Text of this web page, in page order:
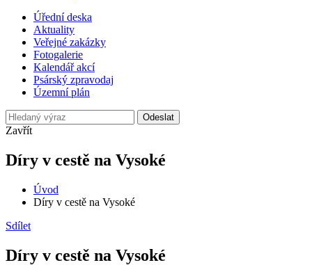
Úřední deska
Aktuality
Veřejné zakázky
Fotogalerie
Kalendář akcí
Psárský zpravodaj
Územní plán
Odeslat
Zavřít
Díry v cestě na Vysoké
Úvod
Díry v cestě na Vysoké
Sdílet
Díry v cestě na Vysoké